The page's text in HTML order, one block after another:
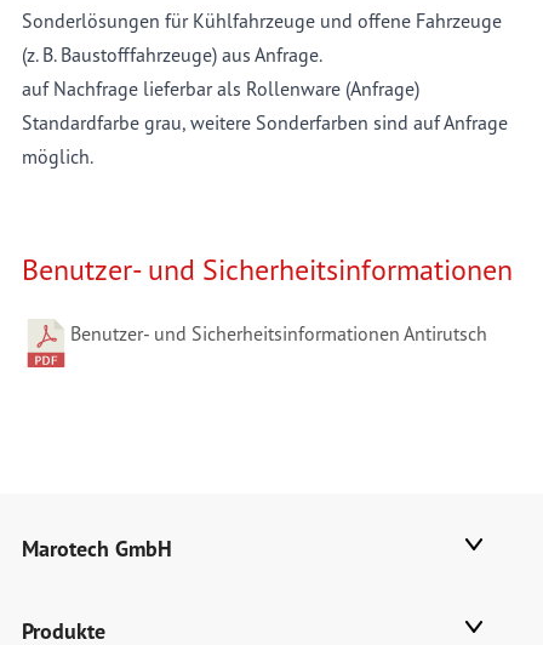
Sonderlösungen für Kühlfahrzeuge und offene Fahrzeuge
(z. B. Baustofffahrzeuge) aus Anfrage.
auf Nachfrage lieferbar als Rollenware (Anfrage)
Standardfarbe grau, weitere Sonderfarben sind auf Anfrage
möglich.
Benutzer- und Sicherheitsinformationen
Benutzer- und Sicherheitsinformationen Antirutsch
Marotech GmbH
Produkte